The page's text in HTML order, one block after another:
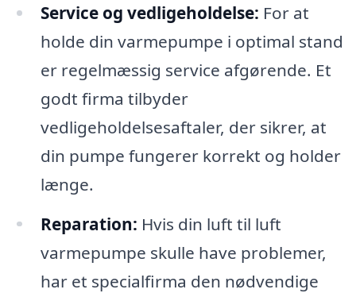
Service og vedligeholdelse: For at
holde din varmepumpe i optimal stand
er regelmæssig service afgørende. Et
godt firma tilbyder
vedligeholdelsesaftaler, der sikrer, at
din pumpe fungerer korrekt og holder
længe.
Reparation: Hvis din luft til luft
varmepumpe skulle have problemer,
har et specialfirma den nødvendige